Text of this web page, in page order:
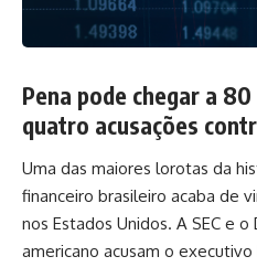
Pena pode chegar a
quatro acusações
Uma das maiores lorotas da
financeiro brasileiro acaba de
nos Estados Unidos. A SEC e
americano acusam o executivo